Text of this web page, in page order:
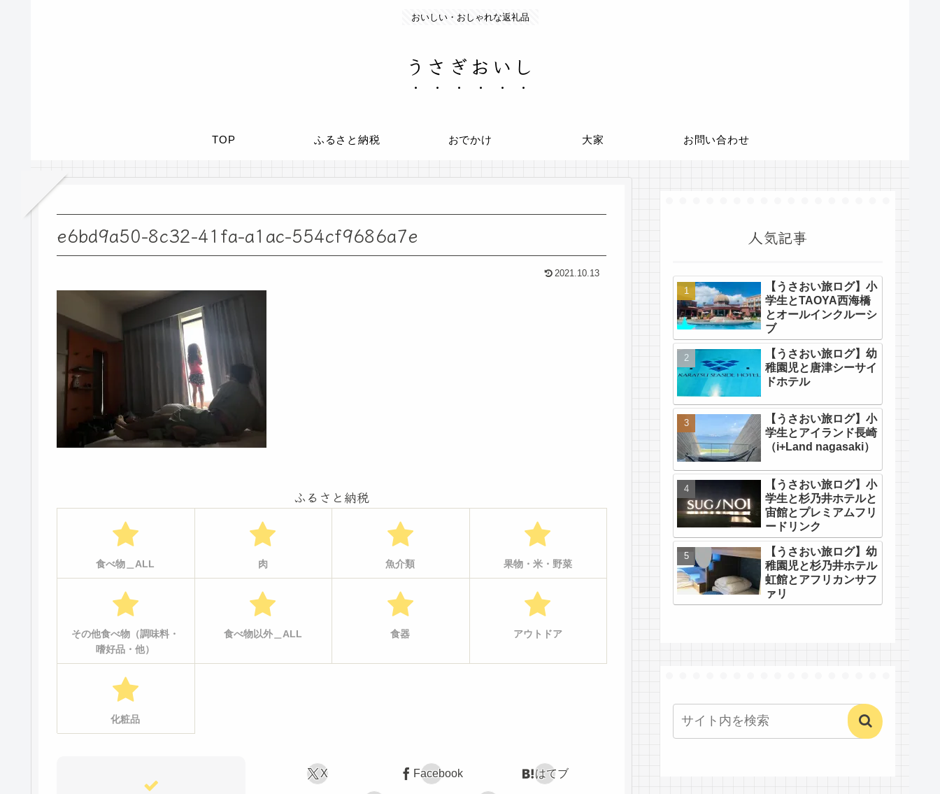
おいしい・おしゃれな返礼品
うさぎおいし
TOP ふるさと納税 おでかけ 大家 お問い合わせ
e6bd9a50-8c32-41fa-a1ac-554cf9686a7e
2021.10.13
ふるさと納税
食べ物＿ALL 肉 魚介類 果物・米・野菜
その他食べ物（調味料・
嗜好品・他）
食べ物以外＿ALL 食器 アウトドア
化粧品
X Facebook はてブ
人気記事
【うさおい旅ログ】小
学生とTAOYA西海橋
とオールインクルーシ
ブ
【うさおい旅ログ】幼
稚園児と唐津シーサイ
ドホテル
【うさおい旅ログ】小
学生とアイランド長崎
（i+Land nagasaki）
【うさおい旅ログ】小
学生と杉乃井ホテルと
宙館とプレミアムフリ
ードリンク
【うさおい旅ログ】幼
稚園児と杉乃井ホテル
虹館とアフリカンサフ
ァリ